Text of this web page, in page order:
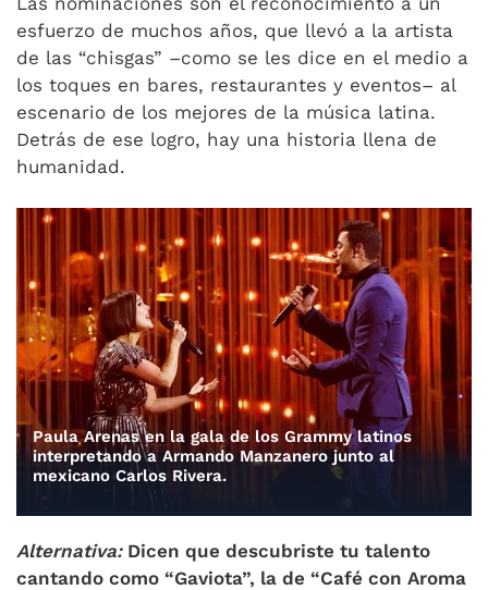
esfuerzo de muchos años, que llevó a la artista
de las “chisgas” –como se les dice en el medio a
los toques en bares, restaurantes y eventos– al
escenario de los mejores de la música latina.
Detrás de ese logro, hay una historia llena de
humanidad.
Paula Arenas en la gala de los Grammy latinos
interpretando a Armando Manzanero junto al
mexicano Carlos Rivera.
Alternativa:Dicen que descubriste tu talento
cantando como “Gaviota”, la de “Café con Aroma